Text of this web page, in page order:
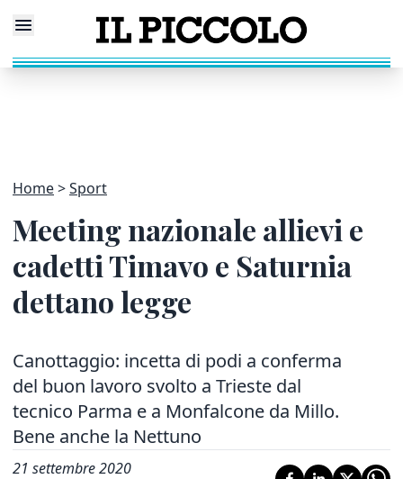
Home Sport
Meeting nazionale allievi e
cadetti Timavo e Saturnia
dettano legge
Canottaggio: incetta di podi a conferma
del buon lavoro svolto a Trieste dal
tecnico Parma e a Monfalcone da Millo.
Bene anche la Nettuno
21 settembre 2020